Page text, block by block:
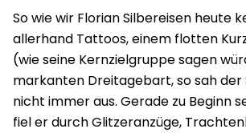
So wie wir Florian Silbereisen heute
allerhand Tattoos, einem flotten
(wie seine Kernzielgruppe sagen
markanten Dreitagebart, so sah
nicht immer aus. Gerade zu Beginn
fiel er durch Glitzeranzüge,